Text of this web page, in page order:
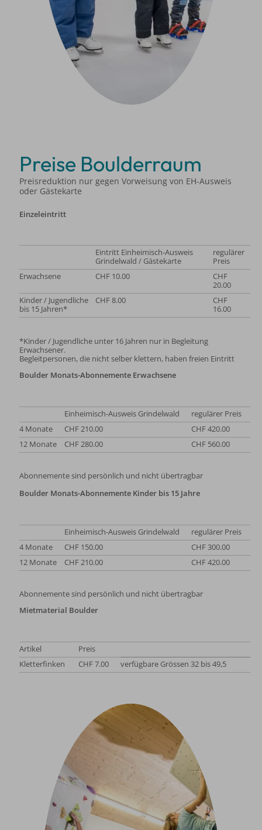
Preise Boulderraum
Preisreduktion nur gegen Vorweisung von EH-Ausweis
oder Gästekarte
Einzeleintritt
Eintritt Einheimisch-Ausweis
Grindelwald / Gästekarte
regulärer
Preis
Erwachsene
CHF 10.00
CHF
20.00
Kinder / Jugendliche
bis 15 Jahren*
CHF 8.00
CHF
16.00
*Kinder / Jugendliche unter 16 Jahren nur in Begleitung
Erwachsener.
Begleitpersonen, die nicht selber klettern, haben freien Eintritt
Boulder Monats-Abonnemente Erwachsene
Einheimisch-Ausweis Grindelwald
regulärer Preis
4 Monate
CHF 210.00
CHF 420.00
12 Monate
CHF 280.00 CHF 560.00
Abonnemente sind persönlich und nicht übertragbar
Boulder Monats-Abonnemente Kinder bis 15 Jahre
Einheimisch-Ausweis Grindelwald
regulärer Preis
4 Monate
CHF 150.00
CHF 300.00
12 Monate
CHF 210.00 CHF 420.00
Abonnemente sind persönlich und nicht übertragbar
Mietmaterial Boulder
Artikel
Preis
Kletterfinken
CHF 7.00 verfügbare Grössen 32 bis 49,5